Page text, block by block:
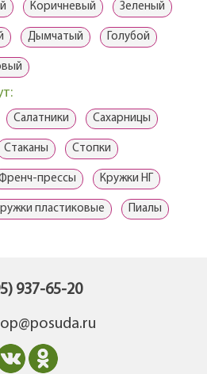
Коричневый Зеленый
Дымчатый Голубой
Салатники Сахарницы
Стаканы Стопки
прессы Кружки НГ
пластиковые Пиалы
937-65-20